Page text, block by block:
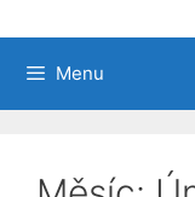
Menu